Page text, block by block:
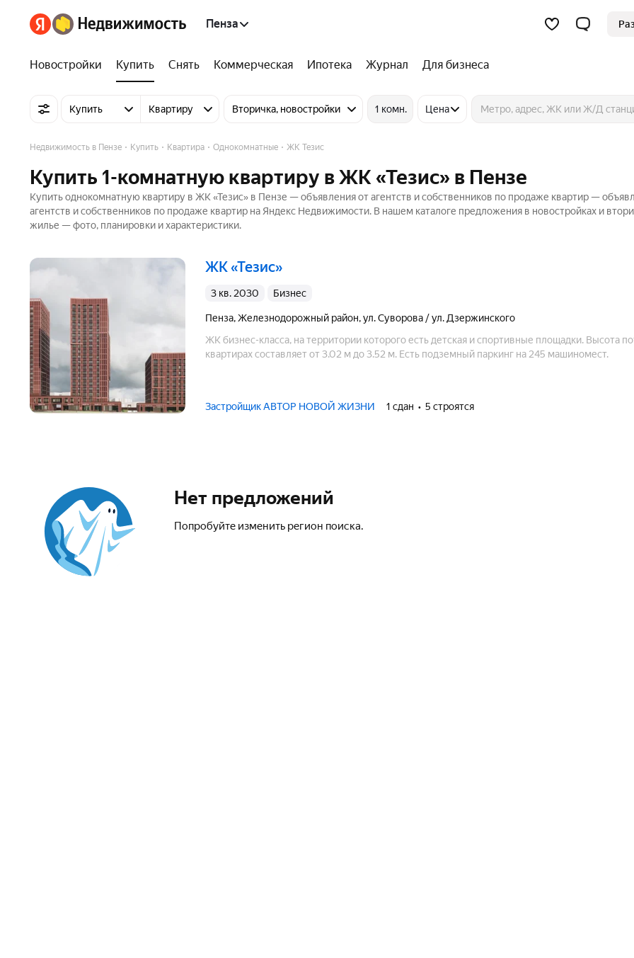
Пенза
Новостройки Купить Снять Коммерческая Ипотека Журнал Для бизнеса
Купить Квартиру Вторичка, новостройки 1 комн. Цена
Недвижимость в Пензе Купить Квартира Однокомнатные ЖК Тезис
Купить 1-комнатную квартиру в ЖК «Тезис» в Пензе
Купить однокомнатную квартиру в ЖК «Тезис» в Пензе — объявления от агентств и собственников по продаже квартир —
агентств и собственников по продаже квартир на Яндекс Недвижимости. В нашем каталоге предложения в новостройках и
жилье — фото, планировки и характеристики.
ЖК «Тезис»
3 кв. 2030 бизнес
Пенза,Железнодорожный район,ул. Суворова / ул. Дзержинского
ЖК бизнес-класса, на территории которого есть детская и спортивные площадки. Высота
квартирах составляет от 3.02 м до 3.52 м. Есть подземный паркинг на 245 машиномест.
Застройщик АВТОР НОВОЙ ЖИЗНИ 1 сдан 5 строятся
Нет предложений
Попробуйте изменить регион поиска.